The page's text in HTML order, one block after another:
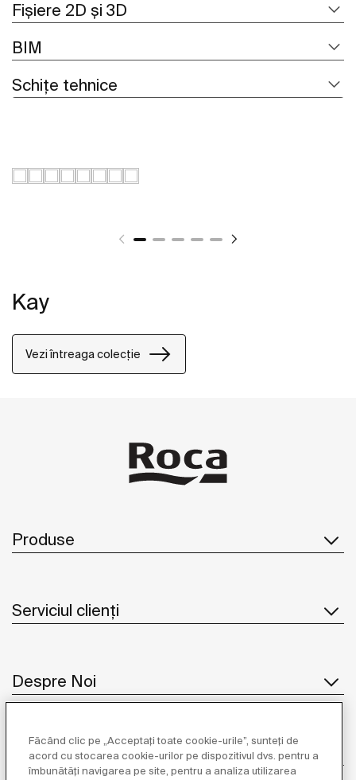
Fișiere 2D și 3D
BIM
Schițe tehnice
Kay
Vezi întreaga colecție
Produse
Serviciul clienți
Despre Noi
Inspirație
Făcând clic pe „Acceptați toate cookie-urile”, sunteți de
acord cu stocarea cookie-urilor pe dispozitivul dvs. pentru a
îmbunătăți navigarea pe site, pentru a analiza utilizarea